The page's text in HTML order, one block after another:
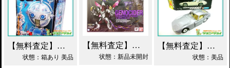
【無料査定】昭和レトロ玩具歓迎 ｜ ガッチャマン パイマー DXジャンボマシンダー買取！
状態：箱あり 美品
【無料査定】昭和レトロ玩具歓迎 ｜ S.H.フィギュアーツ ジェノサイダー 買取！
状態：新品未開封
【無料査定】昭和レトロ玩具歓迎 ｜ 当時物 トミカ トヨタ 2000GT 黒箱 日本製 買取！
状態：美品